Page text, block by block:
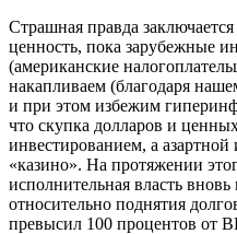
Страшная правда
ценность, пока зарубежные
(американские
накапливаем (благодаря
и при этом избежим
что скупка долларов и
инвестированием, а
«казино». На протяжении
исполнительная власть
относительно поднятия
превысил 100 процентов от